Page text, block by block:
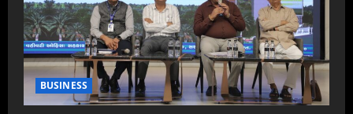
BUSINESS